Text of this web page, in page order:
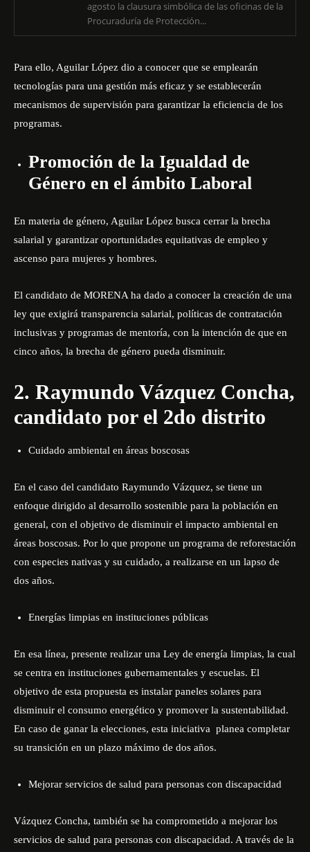
agosto la clausura simbólica de las oficinas de la
Procuraduría de Protección...
Para ello, Aguilar López dio a conocer que se emplearán
tecnologías para una gestión más eficaz y se establecerán
mecanismos de supervisión para garantizar la eficiencia de los
programas.
Promoción de la Igualdad de
Género en el ámbito Laboral
En materia de género, Aguilar López busca cerrar la brecha
salarial y garantizar oportunidades equitativas de empleo y
ascenso para mujeres y hombres.
El candidato de MORENA ha dado a conocer la creación de una
ley que exigirá transparencia salarial, políticas de contratación
inclusivas y programas de mentoría, con la intención de que en
cinco años, la brecha de género pueda disminuir.
2. Raymundo Vázquez Concha,
candidato por el 2do distrito
Cuidado ambiental en áreas boscosas
En el caso del candidato Raymundo Vázquez, se tiene un
enfoque dirigido al desarrollo sostenible para la población en
general, con el objetivo de disminuir el impacto ambiental en
áreas boscosas. Por lo que propone un programa de reforestación
con especies nativas y su cuidado, a realizarse en un lapso de
dos años.
Energías limpias en instituciones públicas
En esa línea, presente realizar una Ley de energía limpias, la cual
se centra en instituciones gubernamentales y escuelas. El
objetivo de esta propuesta es instalar paneles solares para
disminuir el consumo energético y promover la sustentabilidad.
En caso de ganar la elecciones, esta iniciativa planea completar
su transición en un plazo máximo de dos años.
Mejorar servicios de salud para personas con discapacidad
Vázquez Concha, también se ha comprometido a mejorar los
servicios de salud para personas con discapacidad. A través de la